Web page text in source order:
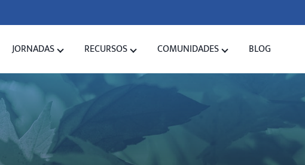
JORNADAS RECURSOS COMUNIDADES BLOG